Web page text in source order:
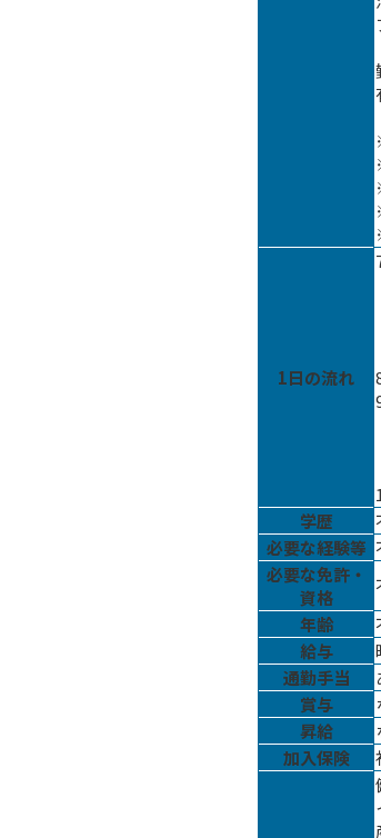
1日の流れ
学歴
必要な経験等
必要な免許・
資格
年齢
給与
通勤手当
賞与
昇給
加入保険